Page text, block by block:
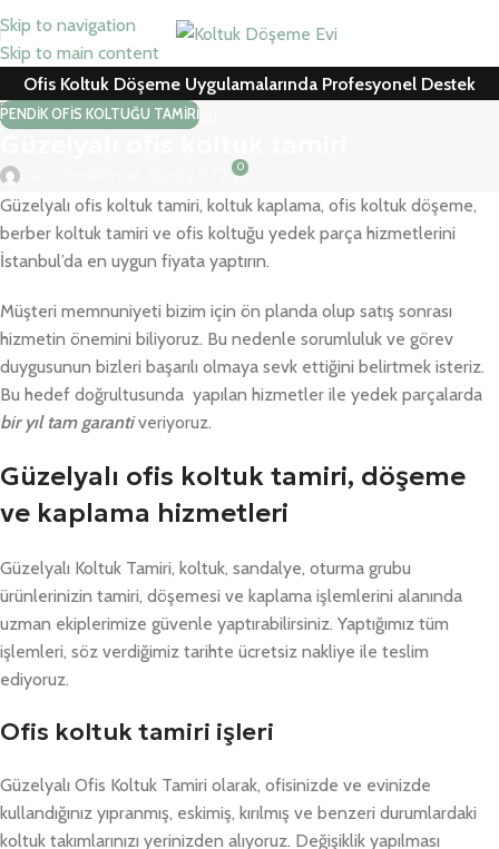
Skip to navigation
Skip to main content
Ofis Koltuk Döşeme Uygulamalarında Profesyonel Destek
PENDIK OFIS KOLTUĞU TAMIRI
0
Güzelyalı ofis koltuk tamiri, koltuk kaplama, ofis koltuk döşeme,
berber koltuk tamiri ve ofis koltuğu yedek parça hizmetlerini
İstanbul’da en uygun fiyata yaptırın.
Müşteri memnuniyeti bizim için ön planda olup satış sonrası
hizmetin önemini biliyoruz. Bu nedenle sorumluluk ve görev
duygusunun bizleri başarılı olmaya sevk ettiğini belirtmek isteriz.
Bu hedef doğrultusunda yapılan hizmetler ile yedek parçalarda
bir yıl tam garantiveriyoruz.
Güzelyalı ofis koltuk tamiri, döşeme
ve kaplama hizmetleri
Güzelyalı Koltuk Tamiri, koltuk, sandalye, oturma grubu
ürünlerinizin tamiri, döşemesi ve kaplama işlemlerini alanında
uzman ekiplerimize güvenle yaptırabilirsiniz. Yaptığımız tüm
işlemleri, söz verdiğimiz tarihte ücretsiz nakliye ile teslim
ediyoruz.
Ofis koltuk tamiri işleri
Güzelyalı Ofis Koltuk Tamiri olarak, ofisinizde ve evinizde
kullandığınız yıpranmış, eskimiş, kırılmış ve benzeri durumlardaki
koltuk takımlarınızı yerinizden alıyoruz. Değişiklik yapılması